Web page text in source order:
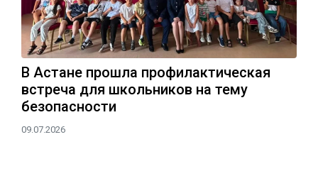
В Астане прошла профилактическая
встреча для школьников на тему
безопасности
09.07.2026